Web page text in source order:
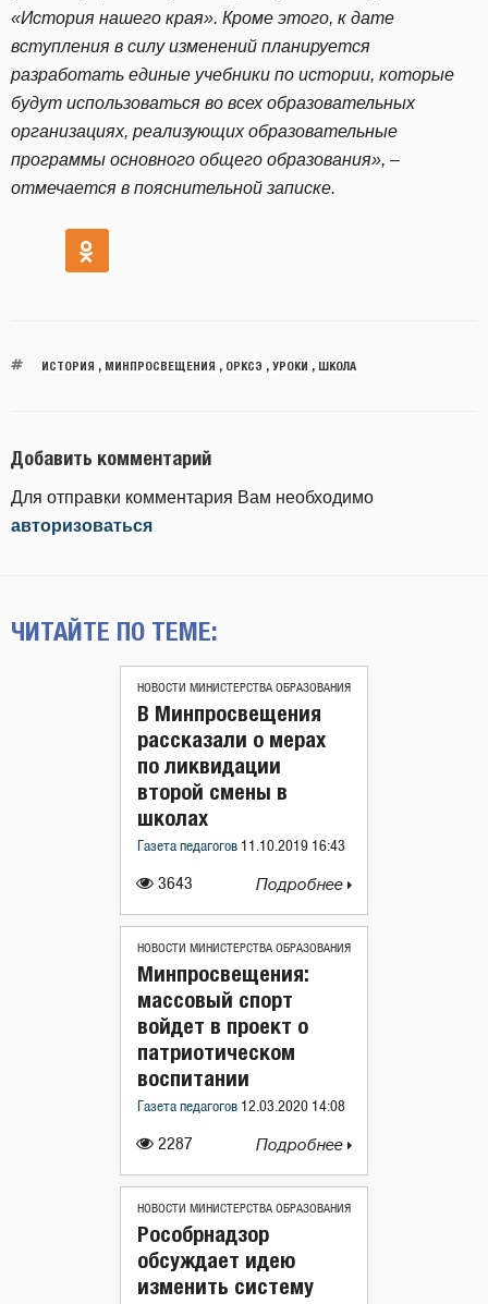
«История нашего края». Кроме этого, к дате
вступления в силу изменений планируется
разработать единые учебники по истории, которые
будут использоваться во всех образовательных
организациях, реализующих образовательные
программы основного общего образования», –
отмечается в пояснительной записке.
ИСТОРИЯ МИНПРОСВЕЩЕНИЯ ОРКСЭ УРОКИ ШКОЛА
Добавить комментарий
Для отправки комментария Вам необходимо
авторизоваться
ЧИТАЙТЕ ПО ТЕМЕ:
НОВОСТИ МИНИСТЕРСТВА ОБРАЗОВАНИЯ
3643
В Минпросвещения
рассказали о мерах
по ликвидации
второй смены в
школах
Газета педагогов 11.10.2019 16:43
Подробнее
НОВОСТИ МИНИСТЕРСТВА ОБРАЗОВАНИЯ
2287
Минпросвещения:
массовый спорт
войдет в проект о
патриотическом
воспитании
Газета педагогов 12.03.2020 14:08
Подробнее
НОВОСТИ МИНИСТЕРСТВА ОБРАЗОВАНИЯ
Рособрнадзор
обсуждает идею
изменить систему